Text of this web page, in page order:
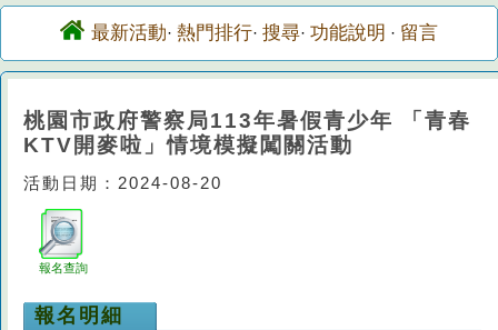
最新活動· 熱門排行· 搜尋· 功能說明 · 留言
桃園市政府警察局113年暑假青少年 「青春
KTV開麥啦」情境模擬闖關活動
活動日期：2024-08-20
報名查詢
報名明細